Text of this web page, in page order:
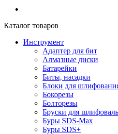
Каталог товаров
Инструмент
Адаптер для бит
Алмазные диски
Батарейки
Биты, насадки
Блоки для
Бокорезы
Болторезы
Бруски для
Буры SDS-Max
Буры SDS+